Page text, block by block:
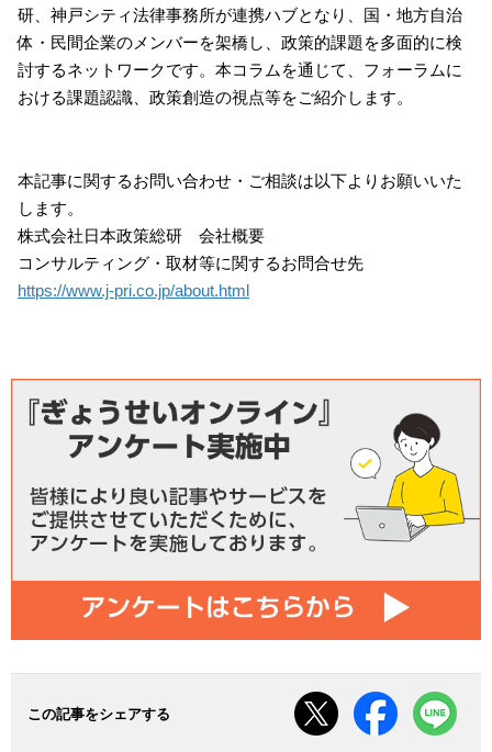
研、神戸シティ法律事務所が連携ハブとなり、国・地方自治
体・民間企業のメンバーを架橋し、政策的課題を多面的に検
討するネットワークです。本コラムを通じて、フォーラムに
おける課題認識、政策創造の視点等をご紹介します。
本記事に関するお問い合わせ・ご相談は以下よりお願いいた
します。
株式会社日本政策総研 会社概要
コンサルティング・取材等に関するお問合せ先
https://www.j-pri.co.jp/about.html
この記事をシェアする